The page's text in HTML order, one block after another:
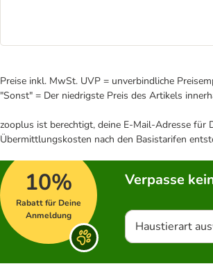
Preise inkl. MwSt. UVP = unverbindliche
"Sonst" = Der niedrigste Preis des Artikels
zooplus ist berechtigt, deine E-Mail-Adresse für
Übermittlungskosten nach den Basistarifen
10%
Rabatt für Deine
Anmeldung
Verpasse
Haustierart